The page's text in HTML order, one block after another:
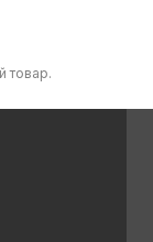
товар.